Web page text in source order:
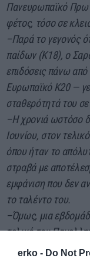
erko - Do Not
Πανευρωπαϊκό
φέτος, τόσο σε
–Παρά το γεγονός
παίδων (Κ18), ο
επιδόσεις πάνω από
Ευρωπαϊκό Κ20 —
σταθερότητά του
–Η χρονιά ωστόσο
Ιουνίου, στον
όπου ήταν το
στραβά με
εμφάνιση που δεν
το ταλέντο του.
–Όμως, μια
τελικό του
ανέβηκε στο